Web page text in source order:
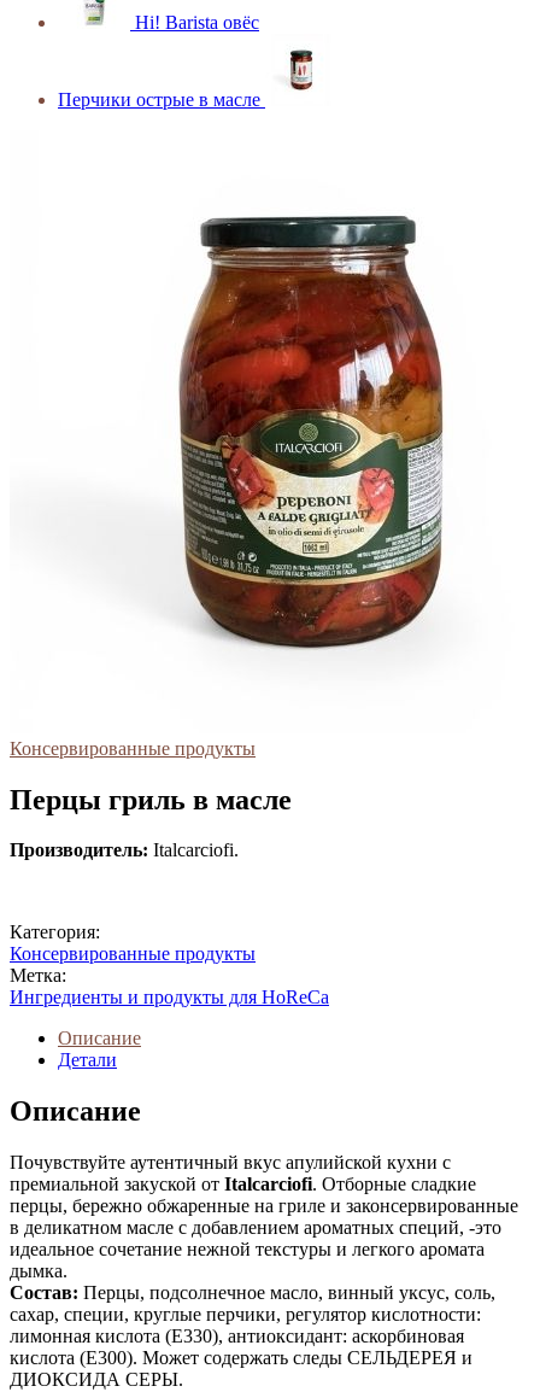
Hi! Barista овёс
Перчики острые в масле
Консервированные продукты
Перцы гриль в масле
Производитель: Italcarciofi.
Категория:
Консервированные продукты
Метка:
Ингредиенты и продукты для HoReCa
Описание
Детали
Описание
Почувствуйте аутентичный вкус апулийской кухни с
премиальной закуской от Italcarciofi. Отборные сладкие
перцы, бережно обжаренные на гриле и законсервированные
в деликатном масле с добавлением ароматных специй, -это
идеальное сочетание нежной текстуры и легкого аромата
дымка.
Состав: Перцы, подсолнечное масло, винный уксус, соль,
сахар, специи, круглые перчики, регулятор кислотности:
лимонная кислота (Е330), антиоксидант: аскорбиновая
кислота (Е300). Может содержать следы СЕЛЬДЕРЕЯ и
ДИОКСИДА СЕРЫ.